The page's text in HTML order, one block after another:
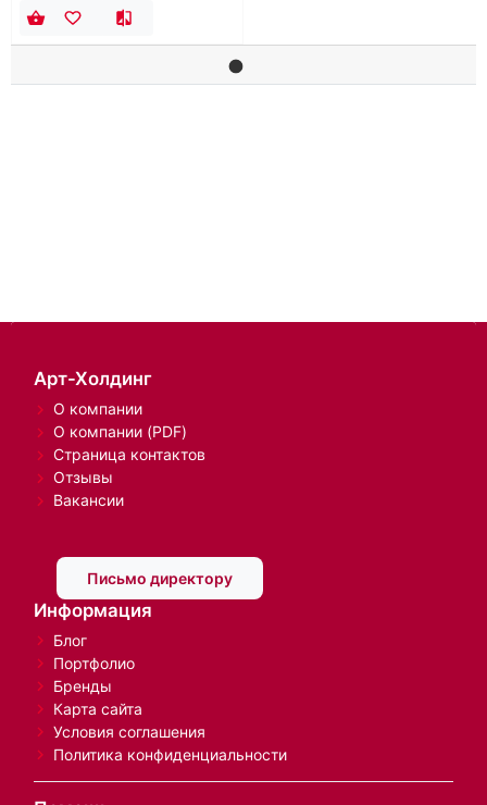
Арт-Холдинг
О компании
О компании (PDF)
Страница контактов
Отзывы
Вакансии
Письмо директору
Информация
Блог
Портфолио
Бренды
Карта сайта
Условия соглашения
Политика конфиденциальности